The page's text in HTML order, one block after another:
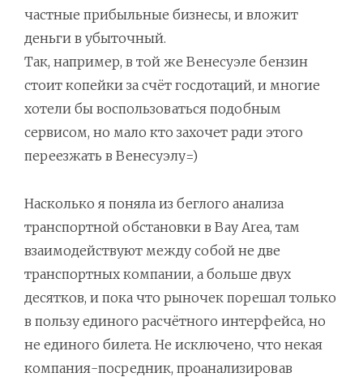
частные прибыльные бизнесы, и вложит
деньги в убыточный.
Так, например, в той же Венесуэле бензин
стоит копейки за счёт госдотаций, и многие
хотели бы воспользоваться подобным
сервисом, но мало кто захочет ради этого
переезжать в Венесуэлу=)
Насколько я поняла из беглого анализа
транспортной обстановки в Bay Area, там
взаимодействуют между собой не две
транспортных компании, а больше двух
десятков, и пока что рыночек порешал только
в пользу единого расчётного интерфейса, но
не единого билета. Не исключено, что некая
компания-посредник, проанализировав